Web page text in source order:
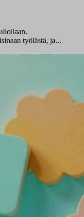
työlästä, ja...